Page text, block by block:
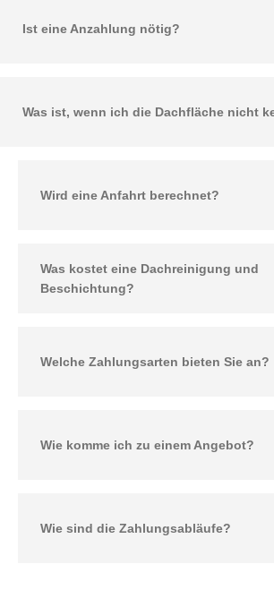
Ist eine Anzahlung nötig?
Was ist, wenn ich die Dachfläche nicht
Wird eine Anfahrt berechnet?
Was kostet eine Dachreinigung und
Beschichtung?
Welche Zahlungsarten bieten Sie an?
Wie komme ich zu einem Angebot?
Wie sind die Zahlungsabläufe?